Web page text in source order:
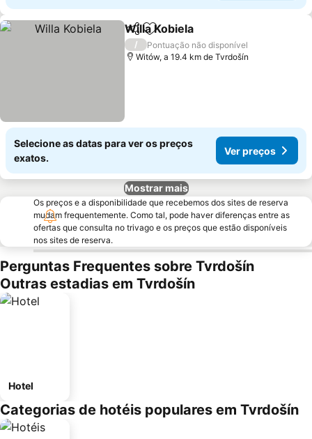
PartilharAdicionar aos favoritos
Willa Kobiela
/
Pontuação não disponível
Witów, a 19.4 km de Tvrdošín
Selecione as datas para ver os preços
exatos.
Ver preços
Mostrar mais
Os preços e a disponibilidade que recebemos dos sites de reserva
mudam frequentemente. Como tal, pode haver diferenças entre as
ofertas que consulta no trivago e os preços que estão disponíveis
nos sites de reserva.
Perguntas Frequentes sobre Tvrdošín
Outras estadias em Tvrdošín
Hotel
Categorias de hotéis populares em Tvrdošín